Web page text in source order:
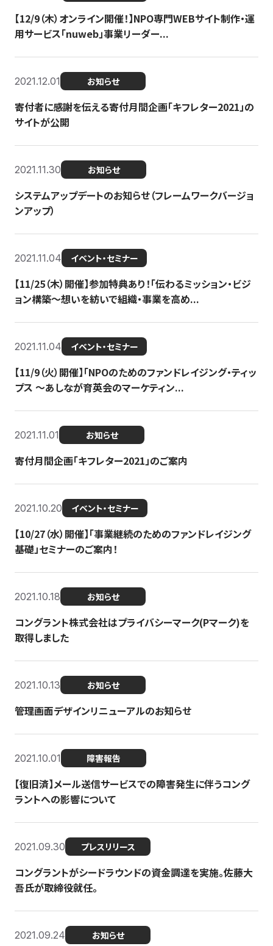
【12/9（木）オンライン開催！】NPO専門WEBサイト制作・運
用サービス「nuweb」事業リーダー...
2021.12.01 お知らせ
寄付者に感謝を伝える寄付月間企画「キフレター2021」の
サイトが公開
2021.11.30 お知らせ
システムアップデートのお知らせ（フレームワークバージョ
ンアップ）
2021.11.04 イベント・セミナー
【11/25（木）開催】参加特典あり！「伝わるミッション・ビジ
ョン構築〜想いを紡いで組織・事業を高め...
2021.11.04 イベント・セミナー
【11/9（火）開催】「NPOのためのファンドレイジング・ティッ
プス 〜あしなが育英会のマーケティン...
2021.11.01 お知らせ
寄付月間企画「キフレター2021」のご案内
2021.10.20 イベント・セミナー
【10/27（水）開催】「事業継続のためのファンドレイジング
基礎」セミナーのご案内！
2021.10.18 お知らせ
コングラント株式会社はプライバシーマーク(Pマーク)を
取得しました
2021.10.13 お知らせ
管理画面デザインリニューアルのお知らせ
2021.10.01 障害報告
【復旧済】メール送信サービスでの障害発生に伴うコング
ラントへの影響について
2021.09.30 プレスリリース
コングラントがシードラウンドの資金調達を実施。佐藤大
吾氏が取締役就任。
2021.09.24 お知らせ